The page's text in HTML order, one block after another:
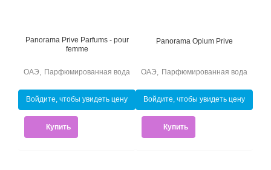
Panorama Prive Parfums - pour
femme
Парфюмированная вода
ОАЭ
Войдите, чтобы увидеть цену
Купить
Panorama Opium Prive
Парфюмированная вода
ОАЭ
Войдите, чтобы увидеть цену
Купить